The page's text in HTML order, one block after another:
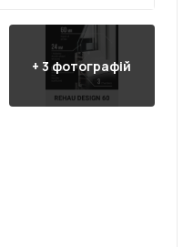
+3 фотографій